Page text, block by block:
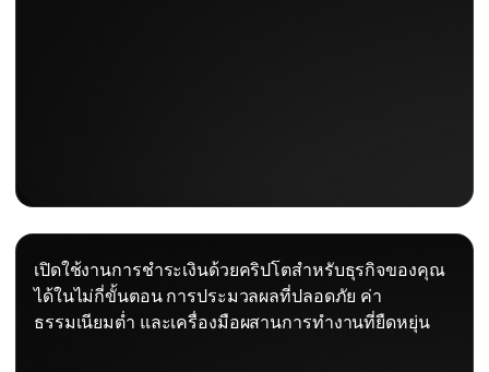
เปิดใช้งานการชำระเงินด้วยคริปโตสำหรับธุรกิจของคุณ
ได้ในไม่กี่ขั้นตอน การประมวลผลที่ปลอดภัย ค่า
ธรรมเนียมต่ำ และเครื่องมือผสานการทำงานที่ยืดหยุ่น